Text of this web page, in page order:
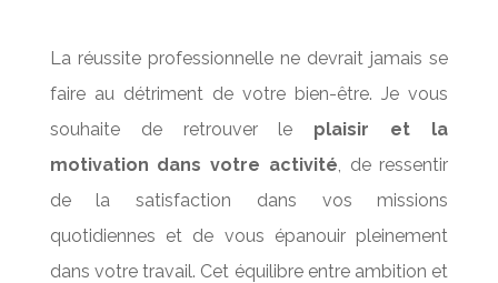
La réussite professionnelle ne devrait jamais se
faire au détriment de votre bien-être. Je vous
souhaite de retrouver le plaisir et la
motivation dans votre activité, de ressentir
de la satisfaction dans vos missions
quotidiennes et de vous épanouir pleinement
dans votre travail. Cet équilibre entre ambition et